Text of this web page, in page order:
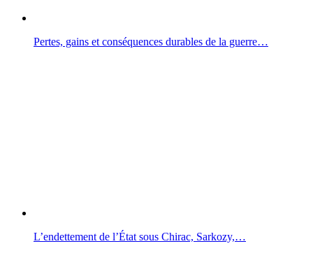
Pertes, gains et conséquences durables de la guerre…
L’endettement de l’État sous Chirac, Sarkozy,…